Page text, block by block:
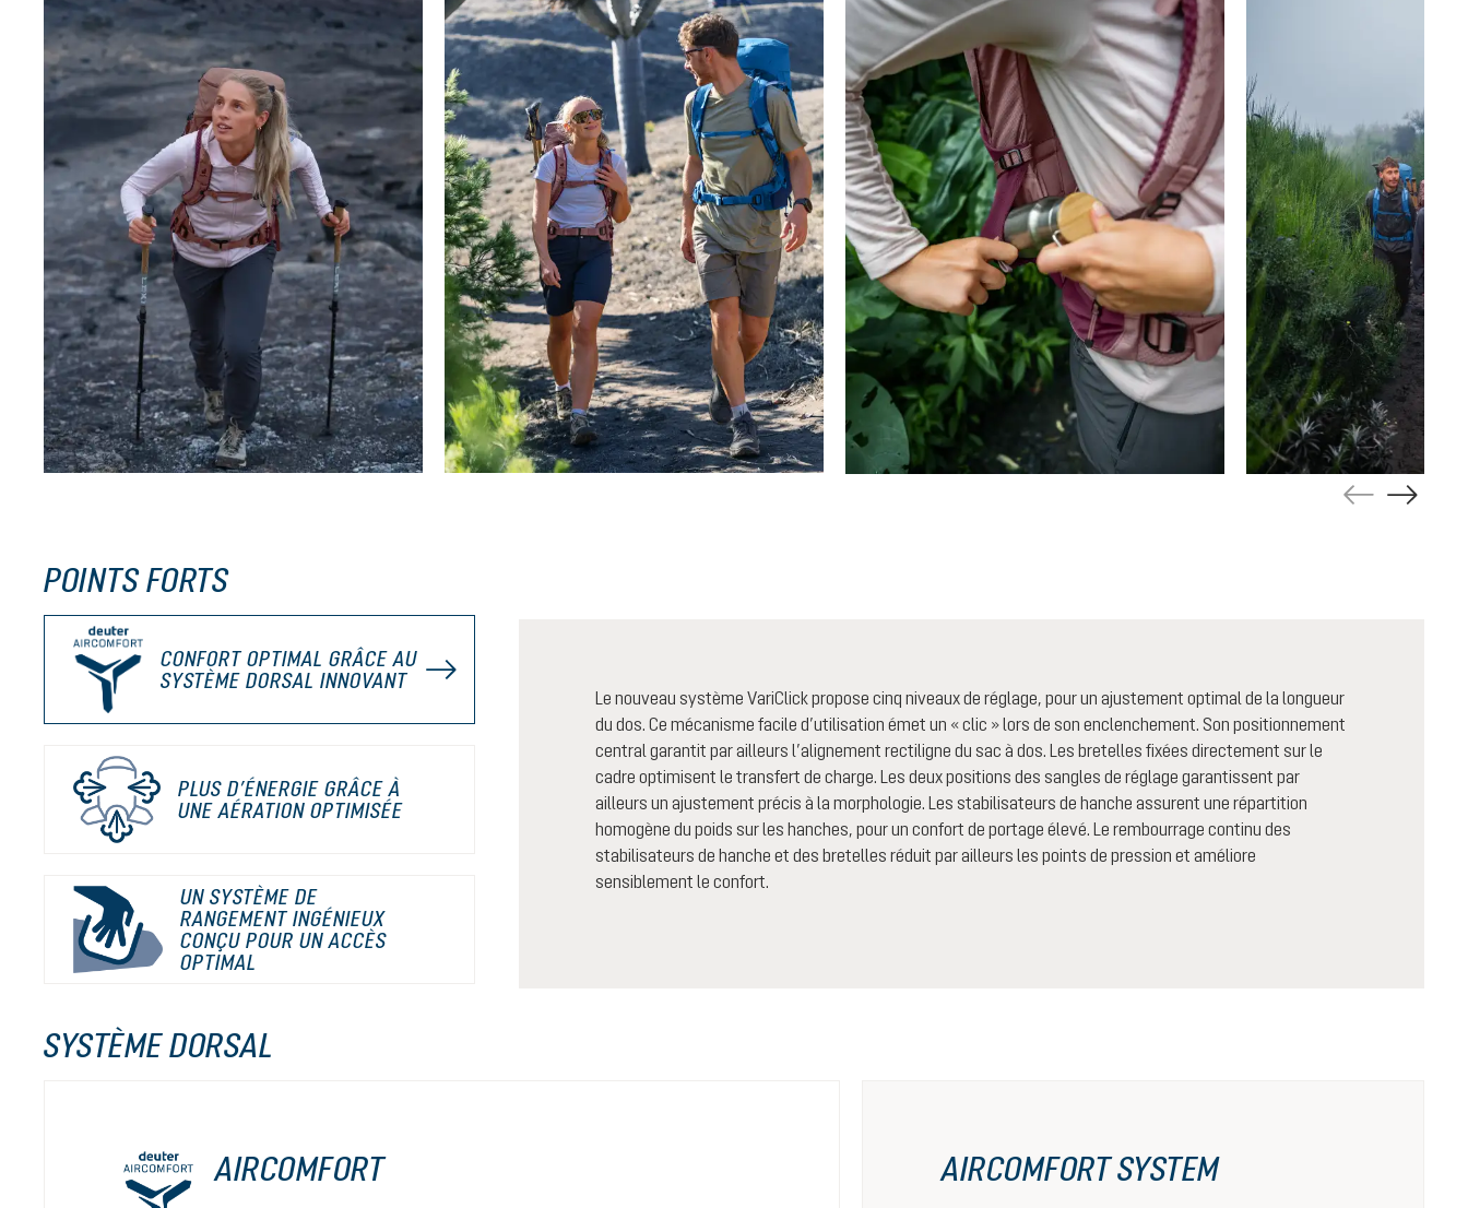
POINTS FORTS
CONFORT OPTIMAL GRÂCE AU
SYSTÈME DORSAL INNOVANT
PLUS D’ÉNERGIE GRÂCE À
UNE AÉRATION OPTIMISÉE
UN SYSTÈME DE
RANGEMENT INGÉNIEUX
CONÇU POUR UN ACCÈS
OPTIMAL
Le nouveau système VariClick propose cinq niveaux de réglage, pour un ajustement optimal de la longueur
du dos. Ce mécanisme facile d’utilisation émet un « clic » lors de son enclenchement. Son positionnement
central garantit par ailleurs l’alignement rectiligne du sac à dos. Les bretelles fixées directement sur le
cadre optimisent le transfert de charge. Les deux positions des sangles de réglage garantissent par
ailleurs un ajustement précis à la morphologie. Les stabilisateurs de hanche assurent une répartition
homogène du poids sur les hanches, pour un confort de portage élevé. Le rembourrage continu des
stabilisateurs de hanche et des bretelles réduit par ailleurs les points de pression et améliore
sensiblement le confort.
SYSTÈME DORSAL
AIRCOMFORT AIRCOMFORT SYSTEM